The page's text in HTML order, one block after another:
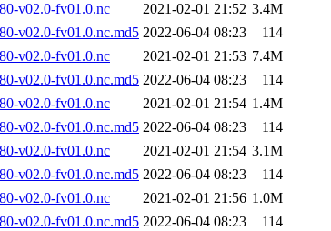
v02.0-fv01.0.nc
2021-02-01 21:52 3.4M
v02.0-fv01.0.nc.md5 2022-06-04 08:23
114
v02.0-fv01.0.nc
2021-02-01 21:53 7.4M
v02.0-fv01.0.nc.md5 2022-06-04 08:23
114
v02.0-fv01.0.nc
2021-02-01 21:54 1.4M
v02.0-fv01.0.nc.md5 2022-06-04 08:23
114
v02.0-fv01.0.nc
2021-02-01 21:54 3.1M
v02.0-fv01.0.nc.md5 2022-06-04 08:23
114
v02.0-fv01.0.nc
2021-02-01 21:56 1.0M
v02.0-fv01.0.nc.md5 2022-06-04 08:23
114